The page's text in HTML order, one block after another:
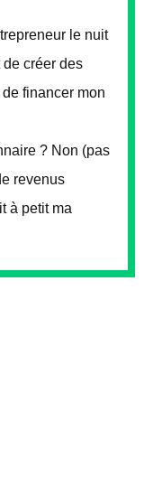
le nuit
créer des
financer mon
? Non (pas
revenus
à petit ma